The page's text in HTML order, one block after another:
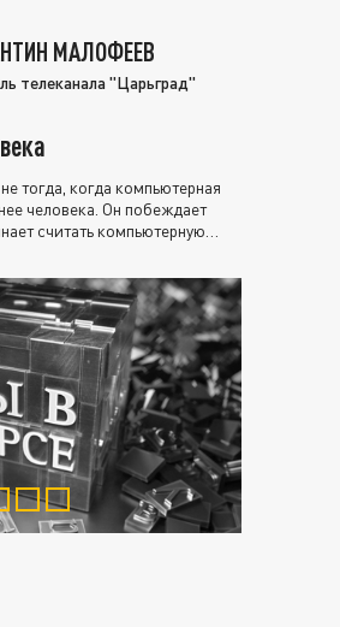
МАЛОФЕЕВ
телеканала "Царьград"
тогда, когда компьютерная
человека. Он побеждает
считать компьютерную